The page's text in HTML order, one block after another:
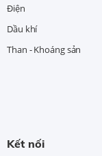
Điện
Dầu khí
Than - Khoáng sản
Kết nối